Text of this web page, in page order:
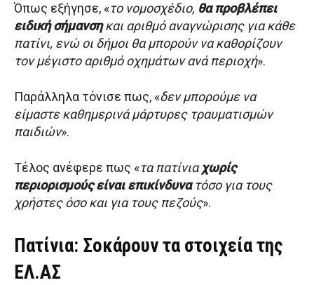
Όπως εξήγησε, «το νομοσχέδιο, θα προβλέπει
ειδική σήμανσηκαι αριθμό αναγνώρισης για κάθε
πατίνι, ενώ οι δήμοι θα μπορούν να καθορίζουν
τον μέγιστο αριθμό οχημάτων ανά περιοχή».
Παράλληλα τόνισε πως, «δεν μπορούμε να
είμαστε καθημερινά μάρτυρες τραυματισμών
παιδιών».
Τέλος ανέφερε πως «τα πατίνια χωρίς
περιορισμούς είναι επικίνδυνατόσο για τους
χρήστες όσο και για τους πεζούς».
Πατίνια: Σοκάρουν τα στοιχεία της
ΕΛ.ΑΣ